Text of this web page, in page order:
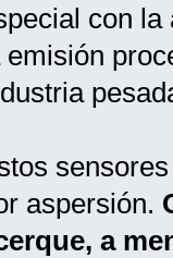
con
emisión
aspersión.
a